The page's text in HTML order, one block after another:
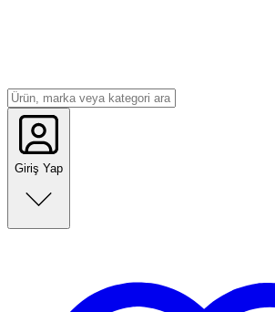
Giriş Yap